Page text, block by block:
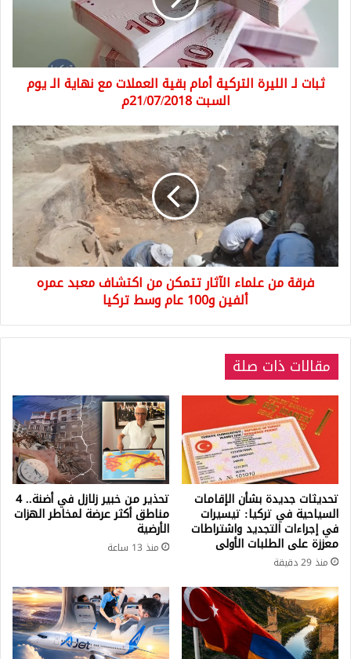
العملات
نهاية
21/07/2018م
ثبات لـ الليرة التركية أمام بقية العملات مع نهاية الـ يوم
السبت 21/07/2018م
فرقة
من
علماء
الآثار
تتمكن
من
اكتشاف
معبد
عمره
وسط
فرقة من علماء الآثار تتمكن من اكتشاف معبد عمره
ألفين و100 عام وسط تركيا
مقالات ذات صلة
تحديثات جديدة بشأن الإقامات
السياحية في تركيا: تيسيرات
في إجراءات التجديد واشتراطات
معززة على الطلبات الأولى
منذ 29 دقيقة
تحذير من خبير زلازل في أضنة.. 4
مناطق أكثر عرضة لمخاطر الهزات
الأرضية
منذ 13 ساعة